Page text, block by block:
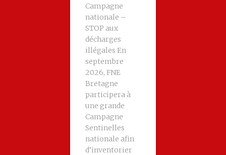
Campagne
nationale –
STOP aux
décharges
illégales En
septembre
2026, FNE
Bretagne
participera à
une grande
Campagne
Sentinelles
nationale afin
d’inventorier